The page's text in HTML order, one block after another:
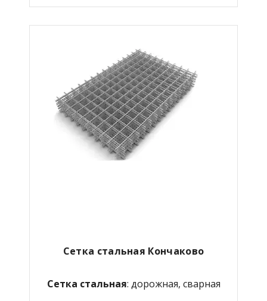
Сетка стальная Кончаково
Сетка стальная: дорожная, сварная